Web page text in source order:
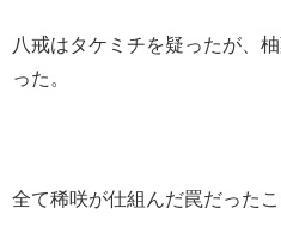
八戒はタケミチを疑ったが、
った。
全て稀咲が仕組んだ罠だった